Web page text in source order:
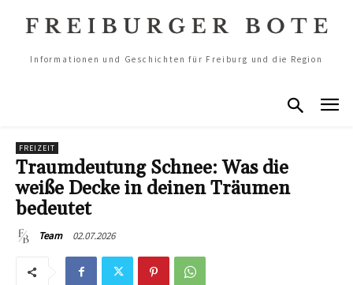
Informationen und Geschichten für Freiburg und die Region
FREIZEIT
Traumdeutung Schnee: Was die
weiße Decke in deinen Träumen
bedeutet
Team 02.07.2026